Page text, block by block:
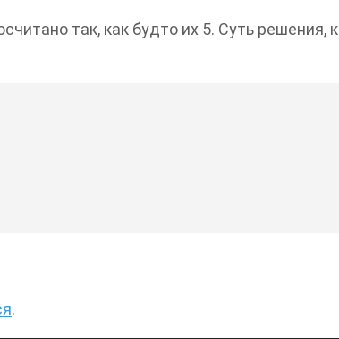
так, как будто их 5. Суть решения,
.